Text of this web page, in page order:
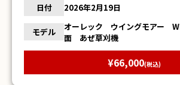
日付 2026年2月19日
モデル
オーレック ウイングモアー
面 あぜ草刈機
¥66,000(税込)